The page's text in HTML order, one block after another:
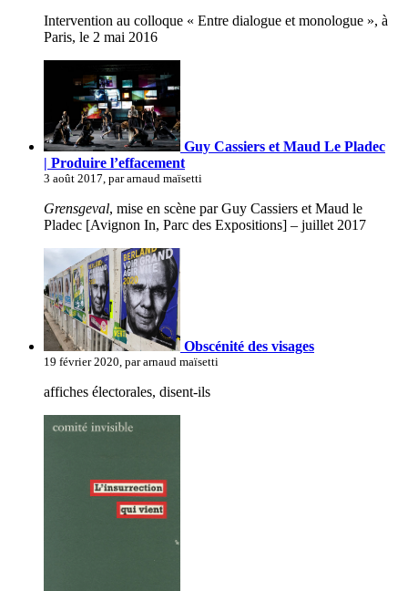
Intervention au colloque « Entre dialogue et monologue », à
Paris, le 2 mai 2016
Guy Cassiers et Maud Le Pladec
| Produire l’effacement
3 août 2017, par arnaud maïsetti
Grensgeval, mise en scène par Guy Cassiers et Maud le
Pladec [Avignon In, Parc des Expositions] – juillet 2017
Obscénité des visages
19 février 2020, par arnaud maïsetti
affiches électorales, disent-ils